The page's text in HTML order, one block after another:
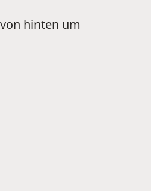
hinten um